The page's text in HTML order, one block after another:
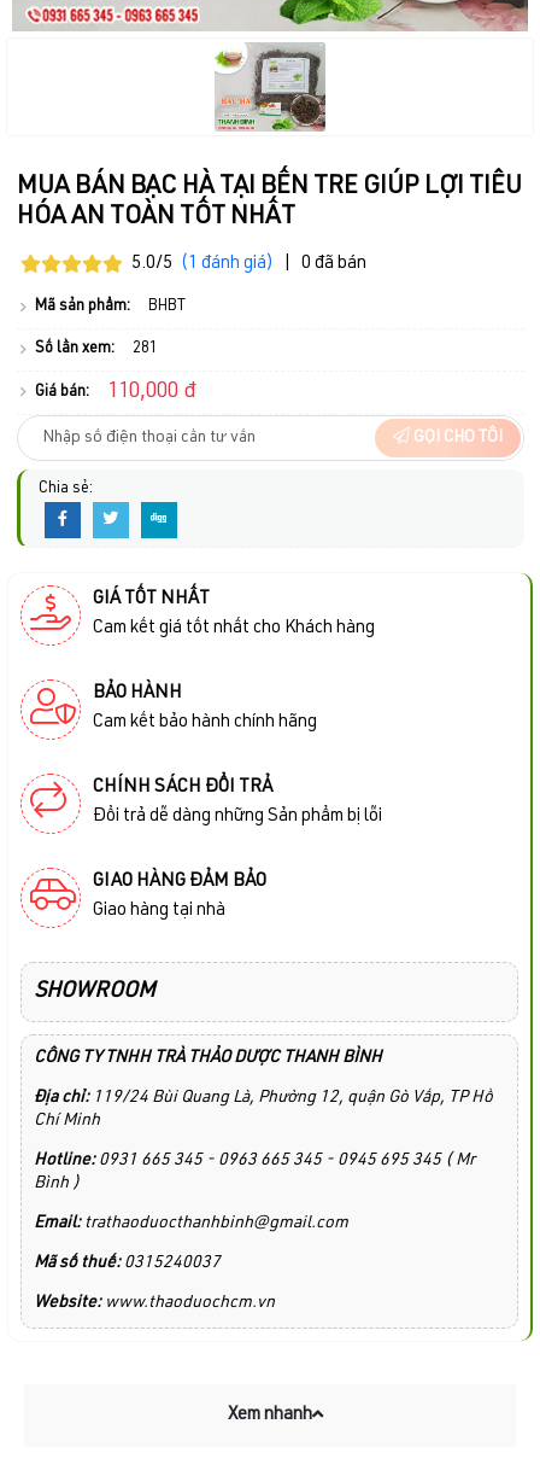
MUA BÁN BẠC HÀ TẠI BẾN TRE GIÚP LỢI TIÊU
HÓA AN TOÀN TỐT NHẤT
5.0/5 (1 đánh giá) 0 đã bán
Mã sản phẩm: BHBT
Số lần xem: 281
Giá bán: 110,000 đ
GỌI CHO TÔI
Chia sẻ:
GIÁ TỐT NHẤT
Cam kết giá tốt nhất cho Khách hàng
BẢO HÀNH
Cam kết bảo hành chính hãng
CHÍNH SÁCH ĐỔI TRẢ
Đổi trả dễ dàng những Sản phẩm bị lỗi
GIAO HÀNG ĐẢM BẢO
Giao hàng tại nhà
SHOWROOM
CÔNG TY TNHH TRÀ THẢO DƯỢC THANH BÌNH
Địa chỉ:119/24 Bùi Quang Là, Phường 12, quận Gò Vấp, TP Hồ
Chí Minh
Hotline:0931 665 345 - 0963 665 345 - 0945 695 345 ( Mr
Bình )
Email:trathaoduocthanhbinh@gmail.com
Mã số thuế: 0315240037
Website:www.thaoduochcm.vn
Xem nhanh